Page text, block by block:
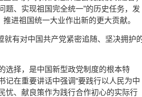
题、实现祖国完全统一”的历史任务，发
进祖国统一大业作出新的更大贡献。
有对中国共产党紧密追随、坚决拥护
选择，是中国新型政党制度的根本特
记在重要讲话中强调“要践行以人民为中
忧、献良策作为践行合作初心的实际行